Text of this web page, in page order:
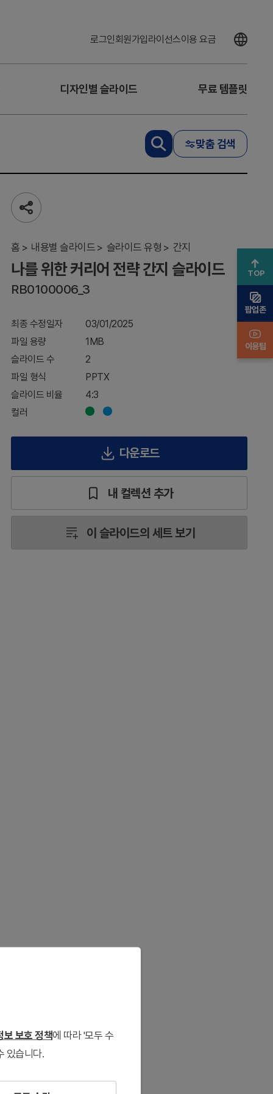
로그인회원가입라이선스이용 요금
디자인별 슬라이드 무료 템플릿
맞춤 검색
공
유
기
홈 내용별 슬라이드 슬라이드 유형 간지
를
한
커
리
전
략
간
지
슬
이
나를 위한 커리어 전략 간지 슬라이드
RB0100006_3
최종 수정일자
03/01/2025
파일 용량
1MB
슬라이드 수
2
파일 형식
PPTX
슬라이드 비율
4:3
컬러
다운로드
내 컬렉션 추가
이 슬라이드의 세트 보기
보 보호 정책에 따라 '모두 수
있습니다.
TOP
팝업존
이용팁